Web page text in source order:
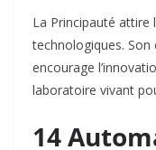
La Principauté attire
technologiques.
encourage
laboratoire vivant
14